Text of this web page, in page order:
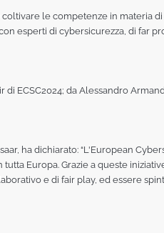
le competenze in materia
esperti di cybersicurezza, di far
ECSC2024; da Alessandro
ha dichiarato: “L'European
Europa. Grazie a queste
e di fair play, ed essere